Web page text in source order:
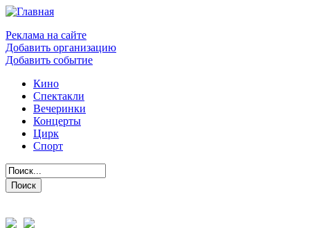
Реклама на сайте
Добавить организацию
Добавить событие
Кино
Спектакли
Вечеринки
Концерты
Цирк
Спорт